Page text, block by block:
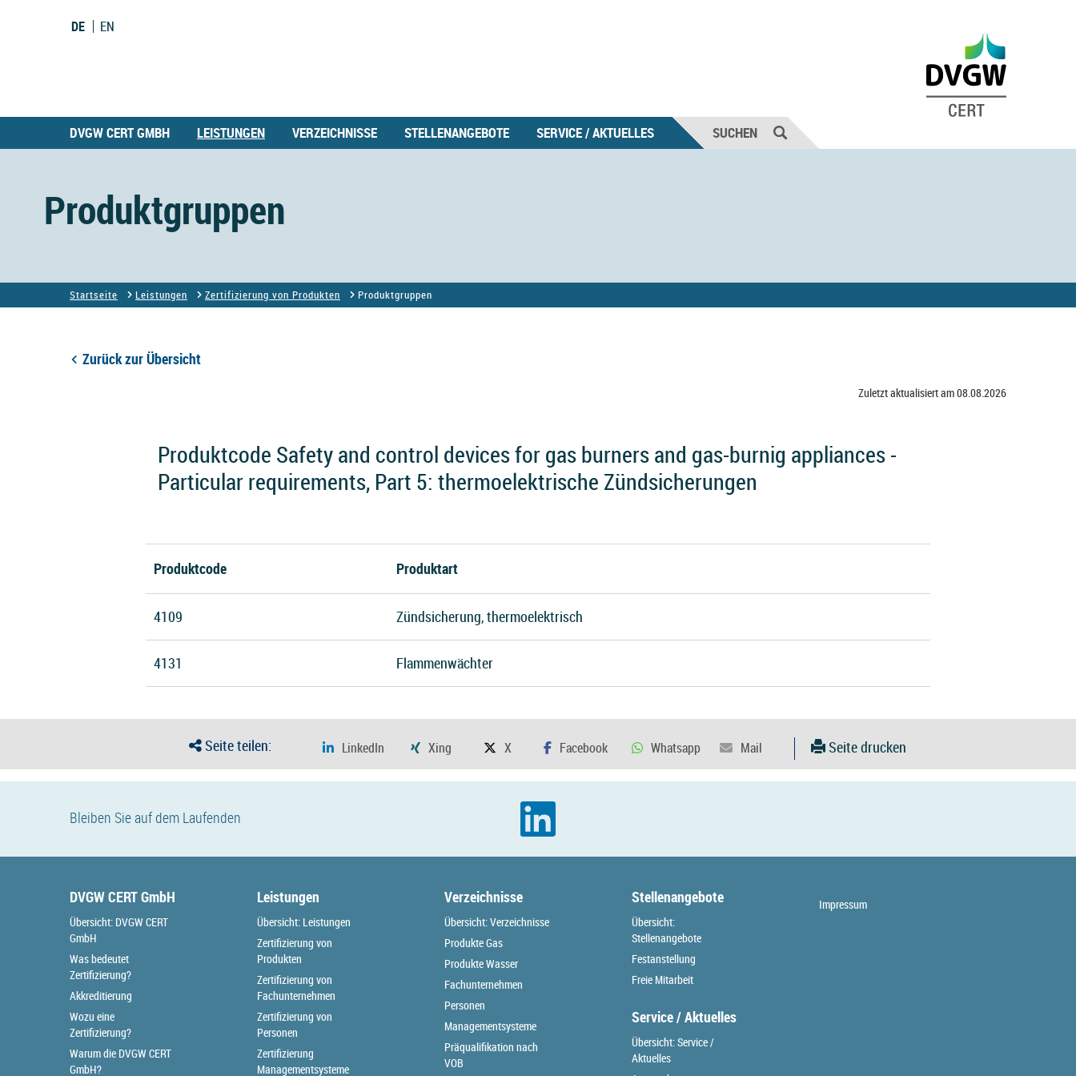
DE EN
DVGW CERT GMBH LEISTUNGEN VERZEICHNISSE STELLENANGEBOTE SERVICE / AKTUELLES SUCHEN
Produktgruppen
Startseite Leistungen Zertifizierung von Produkten Produktgruppen
Zurück zur Übersicht
Zuletzt aktualisiert am 08.08.2026
Produktcode Safety and control devices for gas burners and gas-burnig appliances -
Particular requirements, Part 5: thermoelektrische Zündsicherungen
Produktcode Produktart
4109 Zündsicherung, thermoelektrisch
4131 Flammenwächter
Seite teilen: Seite drucken
Bleiben Sie auf dem Laufenden
DVGW CERT GmbH
Übersicht: DVGW CERT
GmbH
Was bedeutet
Zertifizierung?
Akkreditierung
Wozu eine
Zertifizierung?
Warum die DVGW CERT
GmbH?
Leistungen
Übersicht: Leistungen
Zertifizierung von
Produkten
Zertifizierung von
Fachunternehmen
Zertifizierung von
Personen
Zertifizierung
Managementsysteme
Verzeichnisse
Übersicht: Verzeichnisse
Produkte Gas
Produkte Wasser
Fachunternehmen
Personen
Managementsysteme
Präqualifikation nach
VOB
Stellenangebote
Übersicht:
Stellenangebote
Festanstellung
Freie Mitarbeit
Service / Aktuelles
Übersicht: Service /
Aktuelles
Impressum